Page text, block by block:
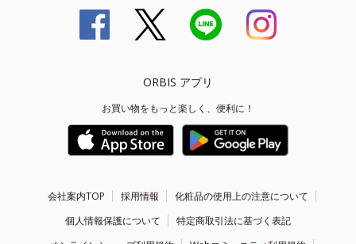
ORBIS アプリ
お買い物をもっと楽しく、便利に！
会社案内TOP 採用情報
化粧品の使用上の注意について
個人情報保護について
特定商取引法に基づく表記